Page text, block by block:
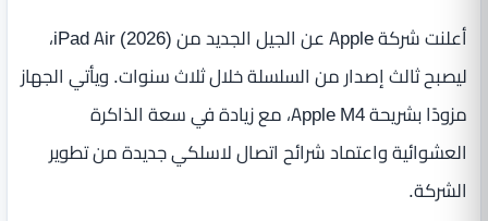
أعلنت شركة Apple عن الجيل الجديد من iPad Air (2026)،
ليصبح ثالث إصدار من السلسلة خلال ثلاث سنوات. ويأتي الجهاز
مزودًا بشريحة Apple M4، مع زيادة في سعة الذاكرة
العشوائية واعتماد شرائح اتصال لاسلكي جديدة من تطوير
الشركة.